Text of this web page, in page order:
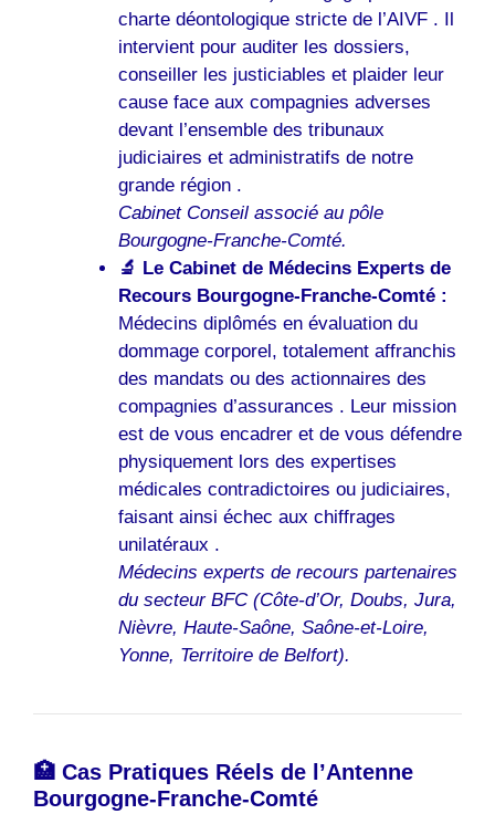
charte déontologique stricte de l’AIVF . Il
intervient pour auditer les dossiers,
conseiller les justiciables et plaider leur
cause face aux compagnies adverses
devant l’ensemble des tribunaux
judiciaires et administratifs de notre
grande région .
Cabinet Conseil associé au pôle
Bourgogne-Franche-Comté.
🔬 Le Cabinet de Médecins Experts de
Recours Bourgogne-Franche-Comté :
Médecins diplômés en évaluation du
dommage corporel, totalement affranchis
des mandats ou des actionnaires des
compagnies d’assurances . Leur mission
est de vous encadrer et de vous défendre
physiquement lors des expertises
médicales contradictoires ou judiciaires,
faisant ainsi échec aux chiffrages
unilatéraux .
Médecins experts de recours partenaires
du secteur BFC (Côte-d’Or, Doubs, Jura,
Nièvre, Haute-Saône, Saône-et-Loire,
Yonne, Territoire de Belfort).
🏥 Cas Pratiques Réels de l’Antenne
Bourgogne-Franche-Comté